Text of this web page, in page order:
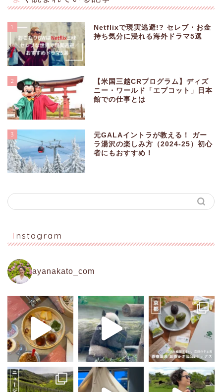
1
Netflixで現実逃避!? セレブ・お金
持ち気分に浸れる海外ドラマ5選
2
【米国三越CRプログラム】ディズ
ニー・ワールド「エプコット」日本
館での仕事とは
3
元GALAイントラが教える！ ガー
ラ湯沢の楽しみ方（2024-25）初心
者にもおすすめ！
Instagram
ayanakato_com